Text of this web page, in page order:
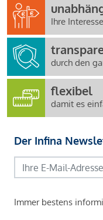
Ihre
durch den
flexibel
damit es
Der Infina
Immer bestens